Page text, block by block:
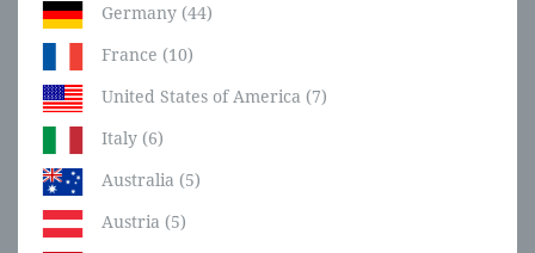
Germany (44)
France (10)
United States of America (7)
Italy (6)
Australia (5)
Austria (5)